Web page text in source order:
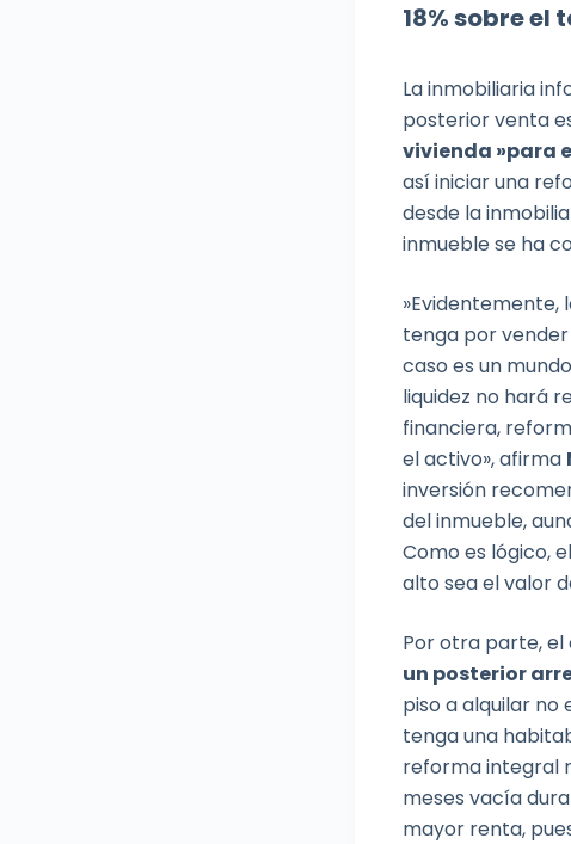
18% sobre el
La inmobiliaria
posterior venta
vivienda »para
así iniciar una
desde la
inmueble se ha
»Evidentemente,
tenga por
caso es un
liquidez no hará
financiera,
el activo», afirma
inversión
del inmueble,
Como es lógico,
alto sea el valor
Por otra parte, el
un posterior
piso a alquilar
tenga una
reforma integral
meses vacía
mayor renta,